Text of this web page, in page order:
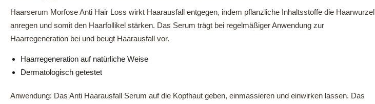
Haarserum Morfose Anti Hair Loss wirkt Haarausfall entgegen, indem pflanzliche Inhaltsstoffe die Haarwurzel
anregen und somit den Haarfollikel stärken. Das Serum trägt bei regelmäßiger Anwendung zur
Haarregeneration bei und beugt Haarausfall vor.
Haarregeneration auf natürliche Weise
Dermatologisch getestet
Anwendung: Das Anti Haarausfall Serum auf die Kopfhaut geben, einmassieren und einwirken lassen. Das